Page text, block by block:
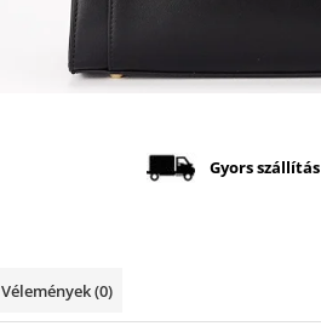
Facebook
Gyors szállítás
Vélemények(0)